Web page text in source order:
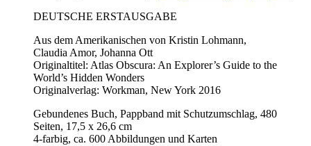
DEUTSCHE ERSTAUSGABE
Aus dem Amerikanischen von Kristin Lohmann,
Claudia Amor, Johanna Ott
Originaltitel: Atlas Obscura: An Explorer’s Guide to the
World’s Hidden Wonders
Originalverlag: Workman, New York 2016
Gebundenes Buch, Pappband mit Schutzumschlag, 480
Seiten, 17,5 x 26,6 cm
4-farbig, ca. 600 Abbildungen und Karten